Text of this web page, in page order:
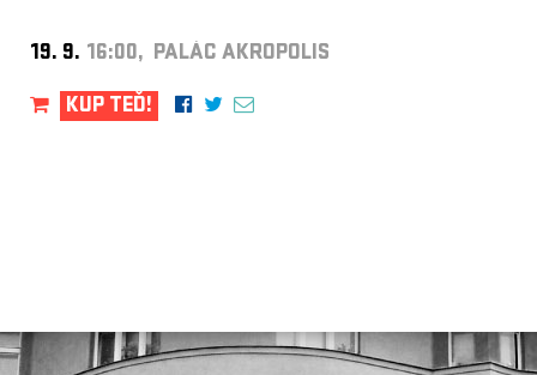
19. 9. 16:00, PALÁC AKROPOLIS
KUP TEĎ!